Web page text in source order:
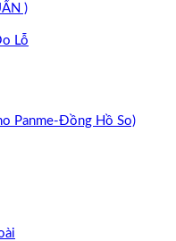
)
Lỗ
Panme-Đồng Hồ So)